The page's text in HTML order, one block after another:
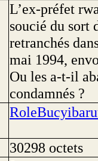
L’ex-préfet
soucié du sort
retranchés
mai 1994,
Ou les a-t-il
condamnés ?
30298 octets